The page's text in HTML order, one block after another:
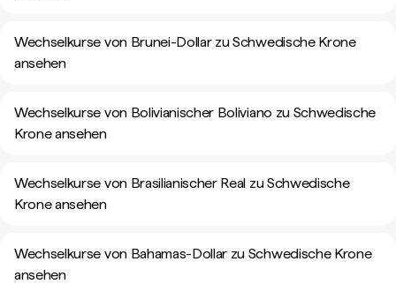
Wechselkurse von Brunei-Dollar zu Schwedische Krone
ansehen
Wechselkurse von Bolivianischer Boliviano zu Schwedische
Krone ansehen
Wechselkurse von Brasilianischer Real zu Schwedische
Krone ansehen
Wechselkurse von Bahamas-Dollar zu Schwedische Krone
ansehen